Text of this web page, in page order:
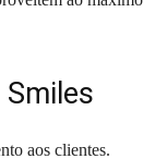
aos clientes.